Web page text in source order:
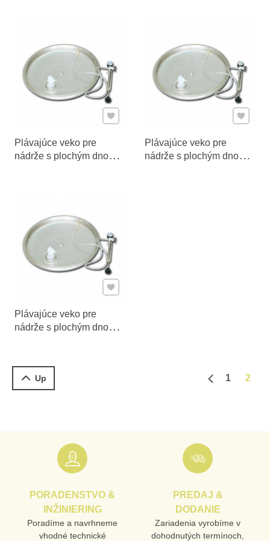
Plávajúce veko pre
nádrže s plochým dnom
Pridať k Obľúbeným
Plávajúce veko pre
nádrže s plochým dnom
Pridať
Plávajúce veko pre
nádrže s plochým dnom
Pridať k Obľúbeným
Up 1 2
PORADENSTVO &
INŽINIERING
Poradíme a navrhneme
vhodné technické
PREDAJ &
DODANIE
Zariadenia vyrobíme v
dohodnutých termínoch,